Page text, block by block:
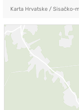
Karta Hrvatske/ Sisačko-